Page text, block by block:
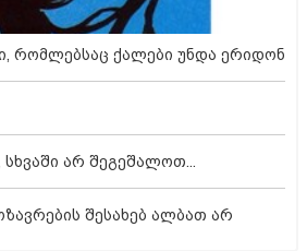
რომლებსაც ქალები უნდა ერიდონ
არ შეგეშალოთ...
შესახებ ალბათ არ